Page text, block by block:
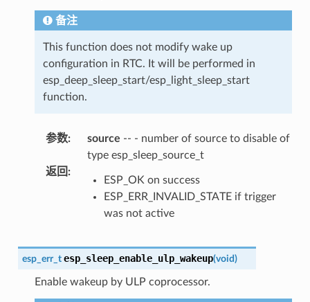
备注
This function does not modify wake up
configuration in RTC. It will be performed in
esp_deep_sleep_start/esp_light_sleep_start
function.
参数: source -- - number of source to disable of
type esp_sleep_source_t
返回 :
ESP_OK on success
ESP_ERR_INVALID_STATE if trigger
was not active
esp_err_t esp_sleep_enable_ulp_wakeup(void)
Enable wakeup by ULP coprocessor.